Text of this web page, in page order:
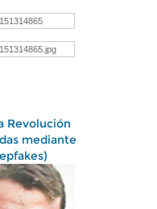
Revolución
mediante